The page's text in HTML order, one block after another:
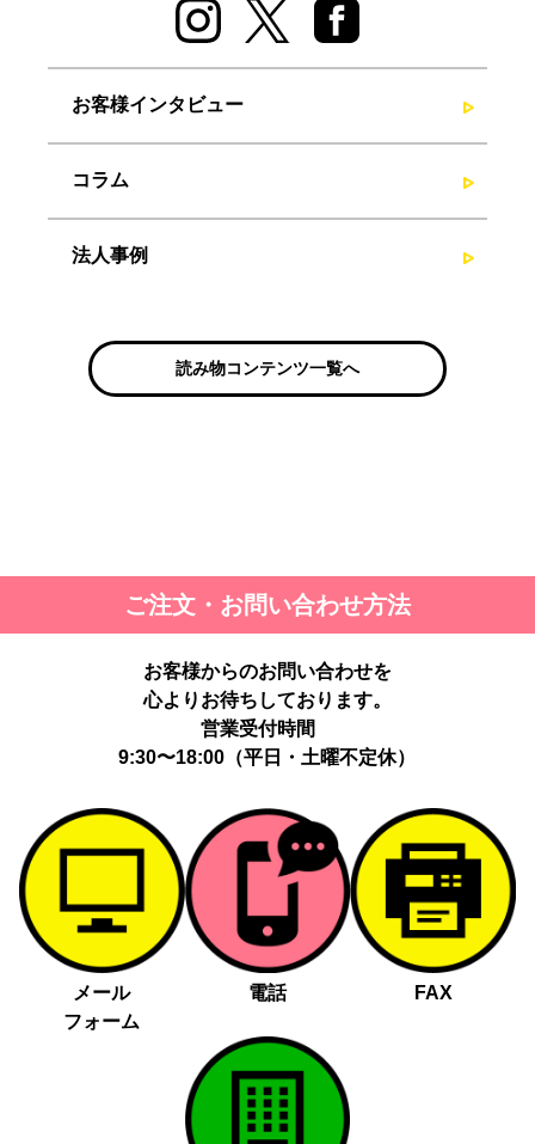
お客様インタビュー
コラム
法人事例
読み物コンテンツ一覧へ
ご注文・お問い合わせ方法
お客様からのお問い合わせを
心よりお待ちしております。
営業受付時間
9:30〜18:00（平日・土曜不定休）
メール
フォーム
電話 FAX